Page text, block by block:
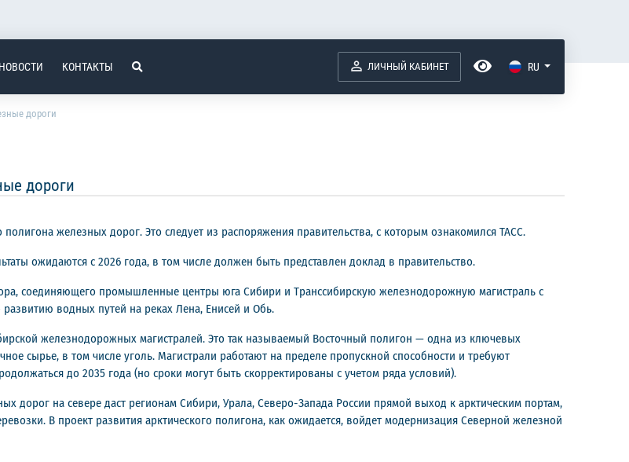
НОВОСТИ КОНТАКТЫ ЛИЧНЫЙ КАБИНЕТ RU
дороги
дороги
железных дорог. Это следует из распоряжения правительства, с которым ознакомился ТАСС.
ожидаются с 2026 года, в том числе должен быть представлен доклад в правительство.
соединяющего промышленные центры юга Сибири и Транссибирскую железнодорожную магистраль с
водных путей на реках Лена, Енисей и Обь.
железнодорожных магистралей. Это так называемый Восточный полигон — одна из ключевых
сырье, в том числе уголь. Магистрали работают на пределе пропускной способности и требуют
до 2035 года (но сроки могут быть скорректированы с учетом ряда условий).
дорог на севере даст регионам Сибири, Урала, Северо-Запада России прямой выход к арктическим портам,
В проект развития арктического полигона, как ожидается, войдет модернизация Северной железной